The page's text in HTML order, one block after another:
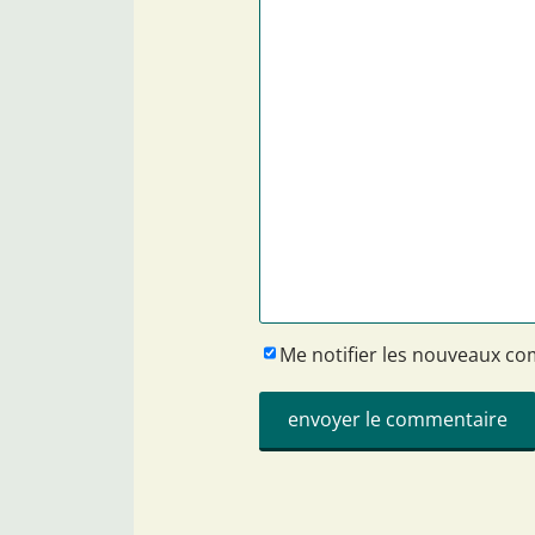
Me notifier les nouveaux